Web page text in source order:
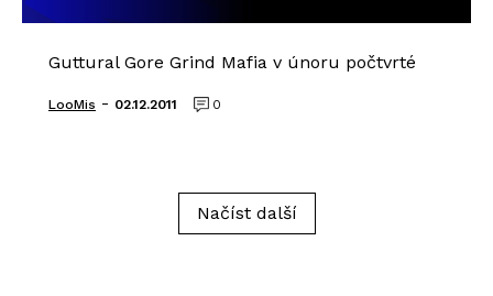
Guttural Gore Grind Mafia v únoru počtvrté
LooMis - 02.12.2011 0
Načíst další